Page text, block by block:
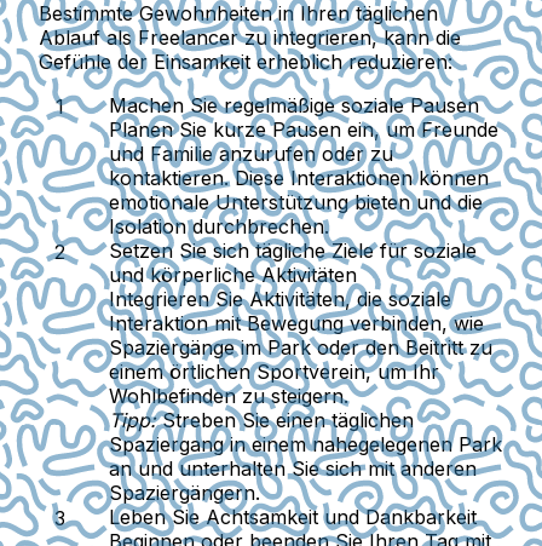
Bestimmte Gewohnheiten in Ihren täglichen
Ablauf als Freelancer zu integrieren, kann die
Gefühle der Einsamkeit erheblich reduzieren:
Machen Sie regelmäßige soziale Pausen
Planen Sie kurze Pausen ein, um Freunde
und Familie anzurufen oder zu
kontaktieren. Diese Interaktionen können
emotionale Unterstützung bieten und die
Isolation durchbrechen.
Setzen Sie sich tägliche Ziele für soziale
und körperliche Aktivitäten
Integrieren Sie Aktivitäten, die soziale
Interaktion mit Bewegung verbinden, wie
Spaziergänge im Park oder den Beitritt zu
einem örtlichen Sportverein, um Ihr
Wohlbefinden zu steigern.
Tipp:Streben Sie einen täglichen
Spaziergang in einem nahegelegenen Park
an und unterhalten Sie sich mit anderen
Spaziergängern.
Leben Sie Achtsamkeit und Dankbarkeit